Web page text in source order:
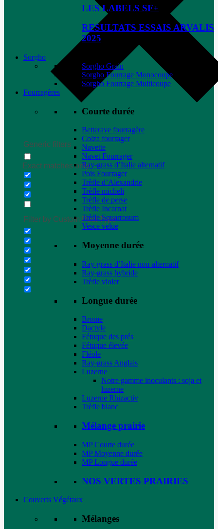
Generic filters
Exact matches only
Filter by Custom Post Type
LES LABELS SF+
RESULTATS ESSAIS ARVALIS
2025
Sorgho
Sorgho Grain
Sorgho Fourrage Monocoupe
Sorgho Fourrage Multicoupe
Fourragères
Courte durée
Betterave fourragère
Colza fourrager
Navette
Navet Fourrager
Ray-grass d’Italie alternatif
Pois Fourrager
Trèfle d’Alexandrie
Trèfle micheli
Trèfle de perse
Trèfle Incarnat
Trèfle Squarrosum
Vesce velue
Moyenne durée
Ray-grass d’Italie non-alternatif
Ray-grass hybride
Trèfle violet
Longue durée
Brome
Dactyle
Fétuque des prés
Fétuque élevée
Fléole
Ray-grass Anglais
Luzerne
Notre gamme inoculants : soja et
luzerne
Luzerne Rhizactiv
Trèfle blanc
Mélange prairie
MP Courte durée
MP Moyenne durée
MP Longue durée
NOS VERTES PRAIRIES
Couverts Végétaux
Mélanges